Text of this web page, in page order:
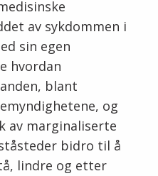
av sykdommen i
sin egen
hvordan
blant
og
av marginaliserte
bidro til å
lindre og etter